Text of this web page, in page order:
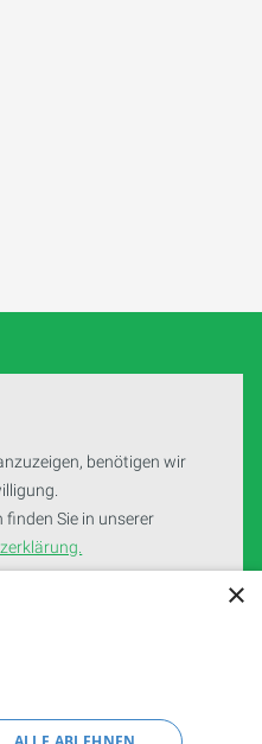
benötigen wir
Sie in unserer
×